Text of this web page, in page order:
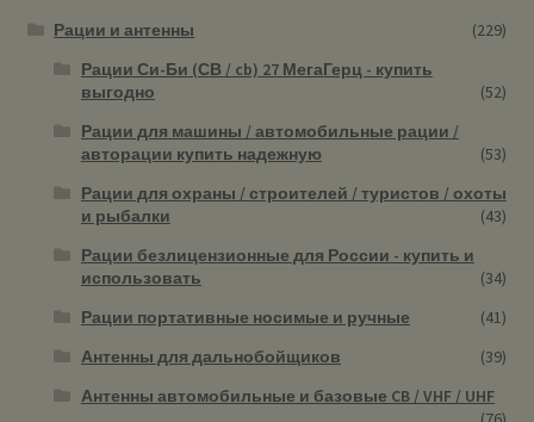
Рации и антенны
(229)
Рации Си-Би (СВ / cb) 27 МегаГерц - купить
выгодно
(52)
Рации для машины / автомобильные рации /
авторации купить надежную
(53)
Рации для охраны / строителей / туристов / охоты
и рыбалки
(43)
Рации безлицензионные для России - купить и
использовать
(34)
Рации портативные носимые и ручные
(41)
Антенны для дальнобойщиков
(39)
Антенны автомобильные и базовые CB / VHF / UHF